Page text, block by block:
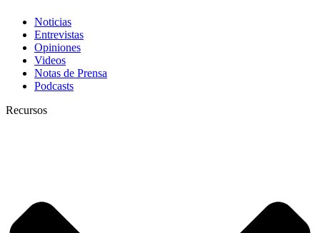
Noticias
Entrevistas
Opiniones
Videos
Notas de Prensa
Podcasts
Recursos